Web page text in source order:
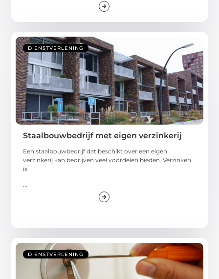
DIENSTVERLENING
Staalbouwbedrijf met eigen verzinkerij
Een staalbouwbedrijf dat beschikt over een eigen
verzinkerij kan bedrijven veel voordelen bieden. Verzinken
is
...
DIENSTVERLENING